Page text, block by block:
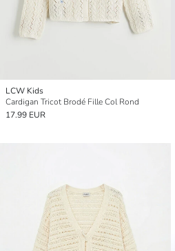
LCW Kids
Cardigan Tricot Brodé Fille Col Rond
17.99 EUR